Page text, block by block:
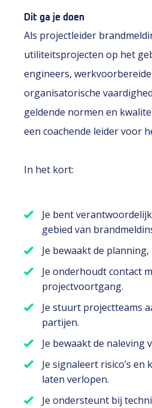
Dit ga je doen
Als projectleider
utiliteitsprojecten op het
engineers,
organisatorische
geldende normen en
een coachende leider voor
In het kort:
Je bent
gebied van
Je bewaakt de
Je onderhoudt contact
projectvoortgang.
Je stuurt projectteams
partijen.
Je bewaakt de
Je signaleert risico’s
laten verlopen.
Je ondersteunt bij